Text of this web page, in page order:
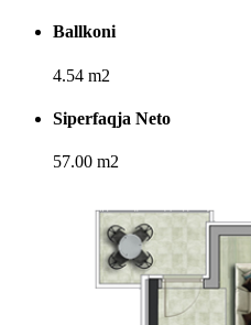
Ballkoni
4.54 m2
Siperfaqja Neto
57.00 m2